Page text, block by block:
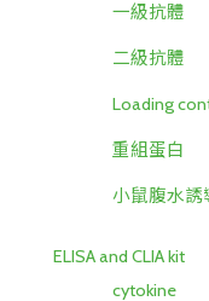
一級抗體
二級抗體
Loading
重組蛋白
小鼠腹水誘
ELISA and CLIA kit
cytokine